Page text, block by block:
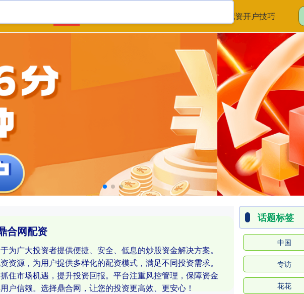
炒股配资开户技巧
合网配资
广大投资者提供便捷、安全、低息的炒股资金解决方案。
源，为用户提供多样化的配资模式，满足不同投资需求。
住市场机遇，提升投资回报。平台注重风控管理，保障资金
户信赖。选择鼎合网，让您的投资更高效、更安心！
话题标签
中国
专访
花花